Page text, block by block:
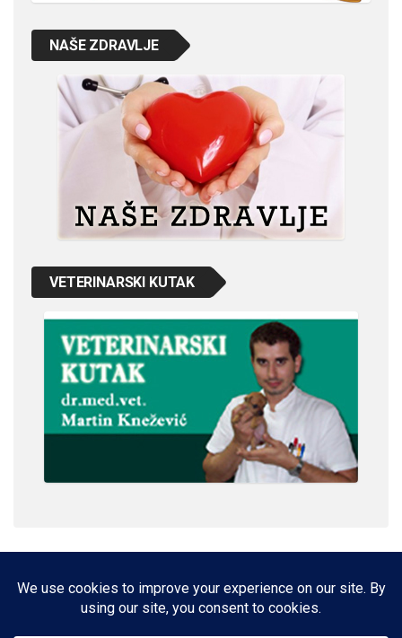
NAŠE ZDRAVLJE
VETERINARSKI KUTAK